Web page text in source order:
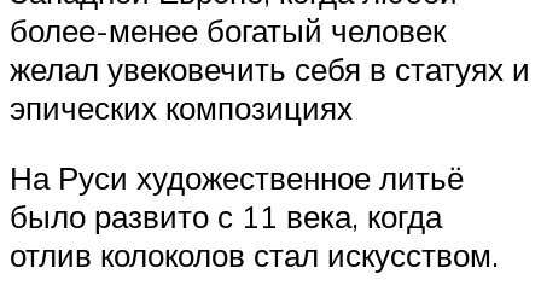
более-менее богатый человек
желал увековечить себя в статуях и
эпических композициях
На Руси художественное литьё
было развито с 11 века, когда
отлив колоколов стал искусством.